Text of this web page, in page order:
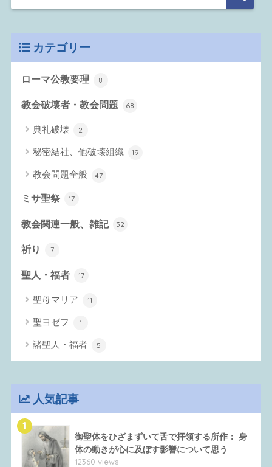
カテゴリー
ローマ公教要理 8
教会破壊者・教会問題 68
典礼破壊 2
秘密結社、他破壊組織 19
教会問題全般 47
ミサ聖祭 17
教会関連一般、雑記 32
祈り 7
聖人・福者 17
聖母マリア 11
聖ヨゼフ 1
諸聖人・福者 5
人気記事
1
御聖体をひざまずいて舌で拝領する所作： 身
体の動きが心に及ぼす影響について思う
12360 views